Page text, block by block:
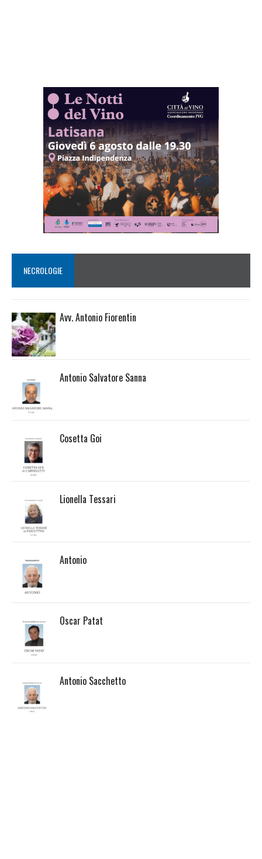
NECROLOGIE
Avv. Antonio Fiorentin
Antonio Salvatore Sanna
Cosetta Goi
Lionella Tessari
Antonio
Oscar Patat
Antonio Sacchetto